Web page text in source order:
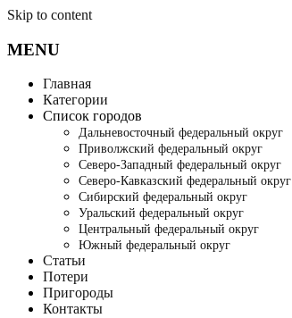
Skip to content
MENU
Главная
Категории
Список городов
Дальневосточный федеральный округ
Приволжский федеральный округ
Северо-Западный федеральный округ
Северо-Кавказский федеральный округ
Сибирский федеральный округ
Уральский федеральный округ
Центральный федеральный округ
Южный федеральный округ
Статьи
Потери
Пригороды
Контакты